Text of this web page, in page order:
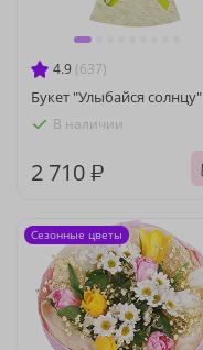
4.9 (637)
Букет "Улыбайся солнцу"
В наличии
2 710 ₽
Сезонные цветы